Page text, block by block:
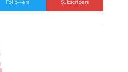
Followers Subscribers